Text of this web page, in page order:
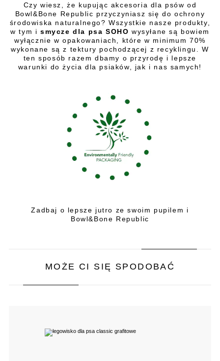
Czy wiesz, że kupując akcesoria dla psów od
Bowl&Bone Republic przyczyniasz się do ochrony
środowiska naturalnego? Wszystkie nasze produkty,
w tym i smycze dla psa SOHO wysyłane są bowiem
wyłącznie w opakowaniach, które w minimum 70%
wykonane są z tektury pochodzącej z recyklingu. W
ten sposób razem dbamy o przyrodę i lepsze
warunki do życia dla psiaków, jak i nas samych!
Zadbaj o lepsze jutro ze swoim pupilem i
Bowl&Bone Republic
MOŻE CI SIĘ SPODOBAĆ